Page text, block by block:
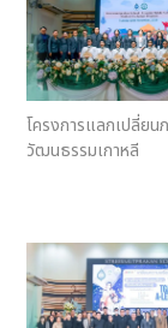
โครงการแลกเปลี่ยน
วัฒนธรรมเกาหลี